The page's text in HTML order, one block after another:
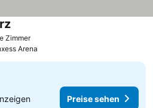
ZimmerPreise sehen
Preise sehen
Arena
Preise sehen